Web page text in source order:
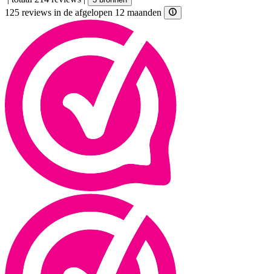
125 reviews in de afgelopen 12 maanden